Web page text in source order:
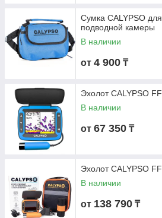
Сумка CALYPSO
подводной камеры
В наличии
от 4 900 ₸
Эхолот CALYPSO
В наличии
от 67 350 ₸
Эхолот CALYPSO
В наличии
от 138 790 ₸